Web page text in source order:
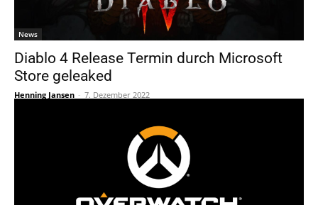
News
Diablo 4 Release Termin durch Microsoft
Store geleaked
Henning Jansen - 7. Dezember 2022